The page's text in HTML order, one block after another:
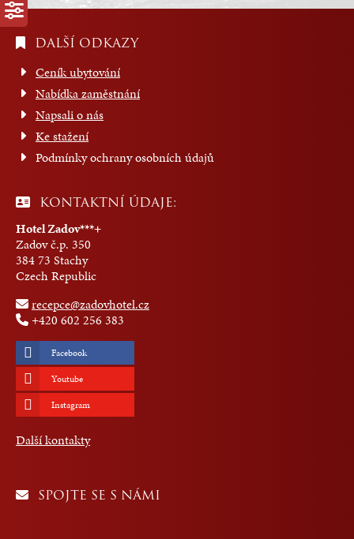
DALŠÍ ODKAZY
Ceník ubytování
Nabídka zaměstnání
Napsali o nás
Ke stažení
Podmínky ochrany osobních údajů
KONTAKTNÍ ÚDAJE:
Hotel Zadov***+
Zadov č.p. 350
384 73 Stachy
Czech Republic
recepce@zadovhotel.cz
+420 602 256 383
Facebook
Youtube
Instagram
Další kontakty
SPOJTE SE S NÁMI